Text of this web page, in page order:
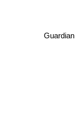
Guardian